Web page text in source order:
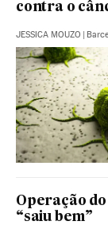
contra o
JESSICA MOUZO
Operação
“saiu bem”